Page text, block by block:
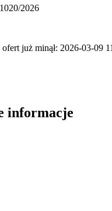
2026
ofert już minął: 2026-03-09
informacje